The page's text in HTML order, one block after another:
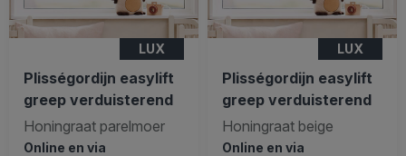
LUX
Plisségordijn easylift
greep verduisterend
Honingraat parelmoer
Online en via
LUX
Plisségordijn easylift
greep verduisterend
Honingraat beige
Online en via